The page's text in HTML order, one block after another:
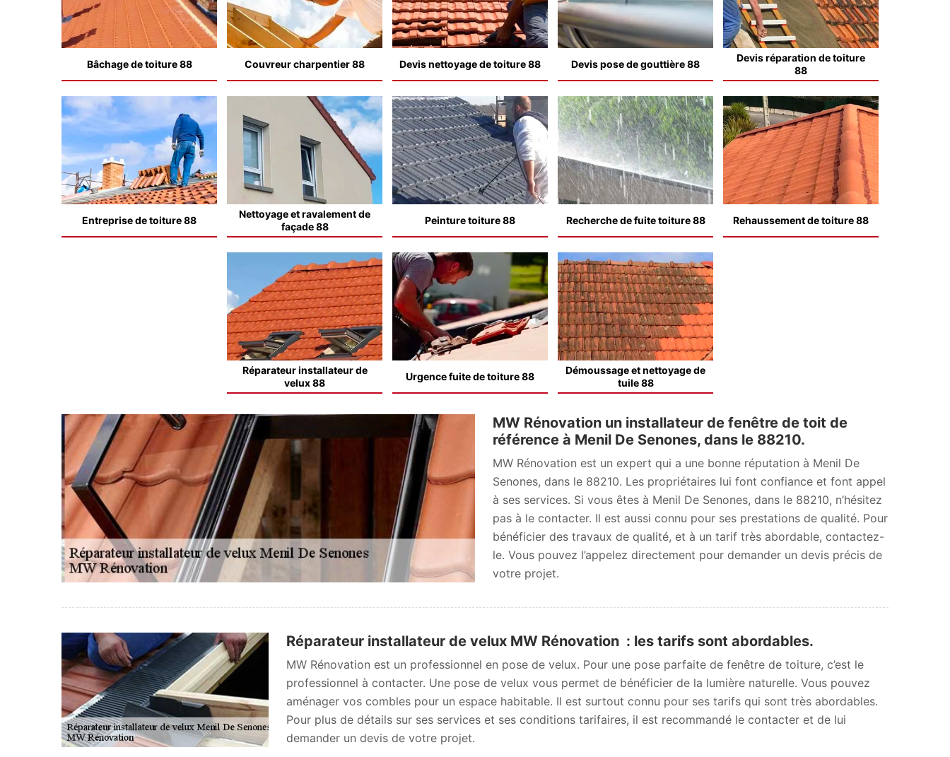
Bâchage de toiture 88 Couvreur charpentier 88 Devis nettoyage de toiture 88 Devis pose de gouttière 88
Devis réparation de toiture
88
Entreprise de toiture 88
Nettoyage et ravalement de
façade 88
Peinture toiture 88 Recherche de fuite toiture 88 Rehaussement de toiture 88
Réparateur installateur de
velux 88
Urgence fuite de toiture 88
Démoussage et nettoyage de
tuile 88
MW Rénovation un installateur de fenêtre de toit de
référence à Menil De Senones, dans le 88210.
MW Rénovation est un expert qui a une bonne réputation à Menil De
Senones, dans le 88210. Les propriétaires lui font confiance et font appel
à ses services. Si vous êtes à Menil De Senones, dans le 88210, n’hésitez
pas à le contacter. Il est aussi connu pour ses prestations de qualité. Pour
bénéficier des travaux de qualité, et à un tarif très abordable, contactez-
le. Vous pouvez l’appelez directement pour demander un devis précis de
votre projet.
Réparateur installateur de velux MW Rénovation : les tarifs sont abordables.
MW Rénovation est un professionnel en pose de velux. Pour une pose parfaite de fenêtre de toiture, c’est le
professionnel à contacter. Une pose de velux vous permet de bénéficier de la lumière naturelle. Vous pouvez
aménager vos combles pour un espace habitable. Il est surtout connu pour ses tarifs qui sont très abordables.
Pour plus de détails sur ses services et ses conditions tarifaires, il est recommandé le contacter et de lui
demander un devis de votre projet.